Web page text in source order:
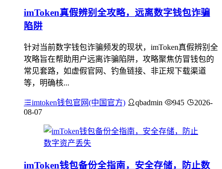
imToken真假辨别全攻略，远离数字钱包诈骗
陷阱
针对当前数字钱包诈骗频发的现状，imToken真假辨别全
攻略旨在帮助用户远离诈骗陷阱，攻略聚焦仿冒钱包的
常见套路，如虚假官网、钓鱼链接、非正规下载渠道
等，明确核...
imtoken钱包官网(中国官方) qbadmin 945
2026-
08-07
imToken钱包备份全指南，安全存储，防止数